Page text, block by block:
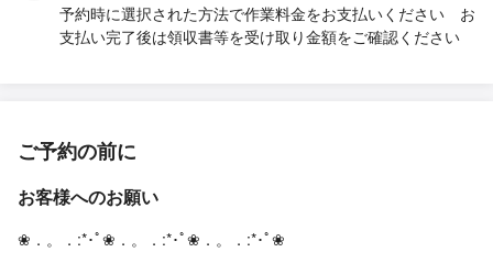
予約時に選択された方法で作業料金をお支払いください お
支払い完了後は領収書等を受け取り金額をご確認ください
ご予約の前に
お客様へのお願い
❀．。．:*･ﾟ❀．。．:*･ﾟ❀．。．:*･ﾟ❀